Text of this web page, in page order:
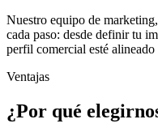
Nuestro equipo de
cada paso: desde definir tu
perfil comercial esté
Ventajas
¿Por qué